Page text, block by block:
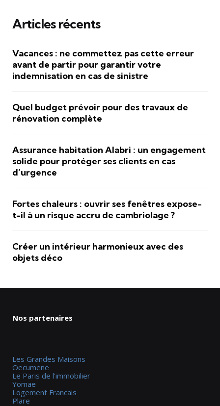
Articles récents
Vacances : ne commettez pas cette erreur
avant de partir pour garantir votre
indemnisation en cas de sinistre
Quel budget prévoir pour des travaux de
rénovation complète
Assurance habitation Alabri : un engagement
solide pour protéger ses clients en cas
d’urgence
Fortes chaleurs : ouvrir ses fenêtres expose-
t-il à un risque accru de cambriolage ?
Créer un intérieur harmonieux avec des
objets déco
Nos partenaires
Les Grandes Maisons
Oecumene
Le Paris de l'immobilier
Yomae
Logement Francais
Plare